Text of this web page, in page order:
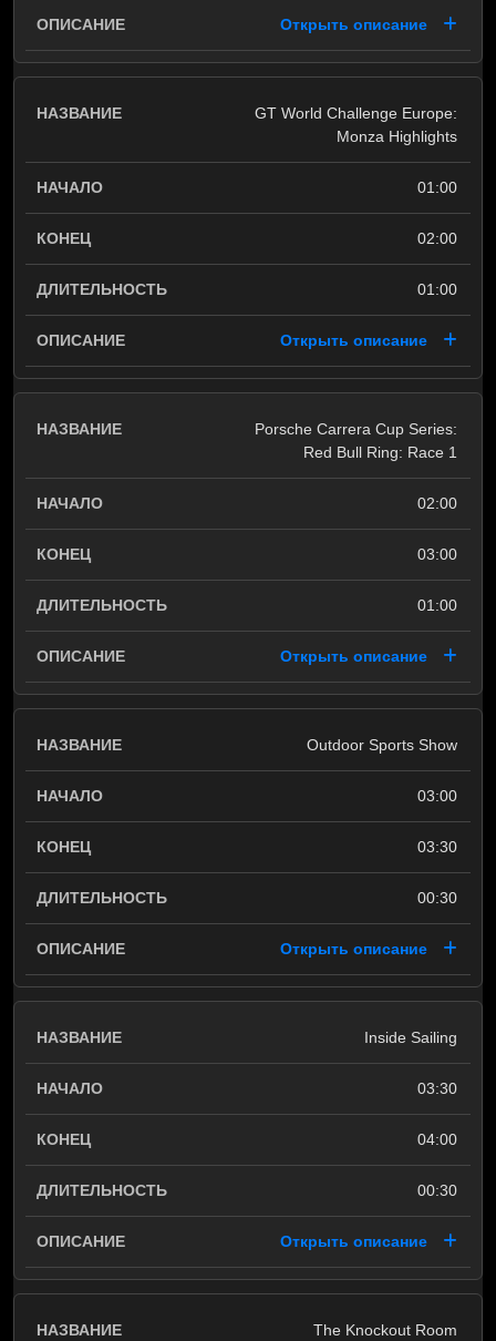
Открыть описание
GT World Challenge Europe:
Monza Highlights
01:00
02:00
01:00
Открыть описание
Porsche Carrera Cup Series:
Red Bull Ring: Race 1
02:00
03:00
01:00
Открыть описание
Outdoor Sports Show
03:00
03:30
00:30
Открыть описание
Inside Sailing
03:30
04:00
00:30
Открыть описание
The Knockout Room